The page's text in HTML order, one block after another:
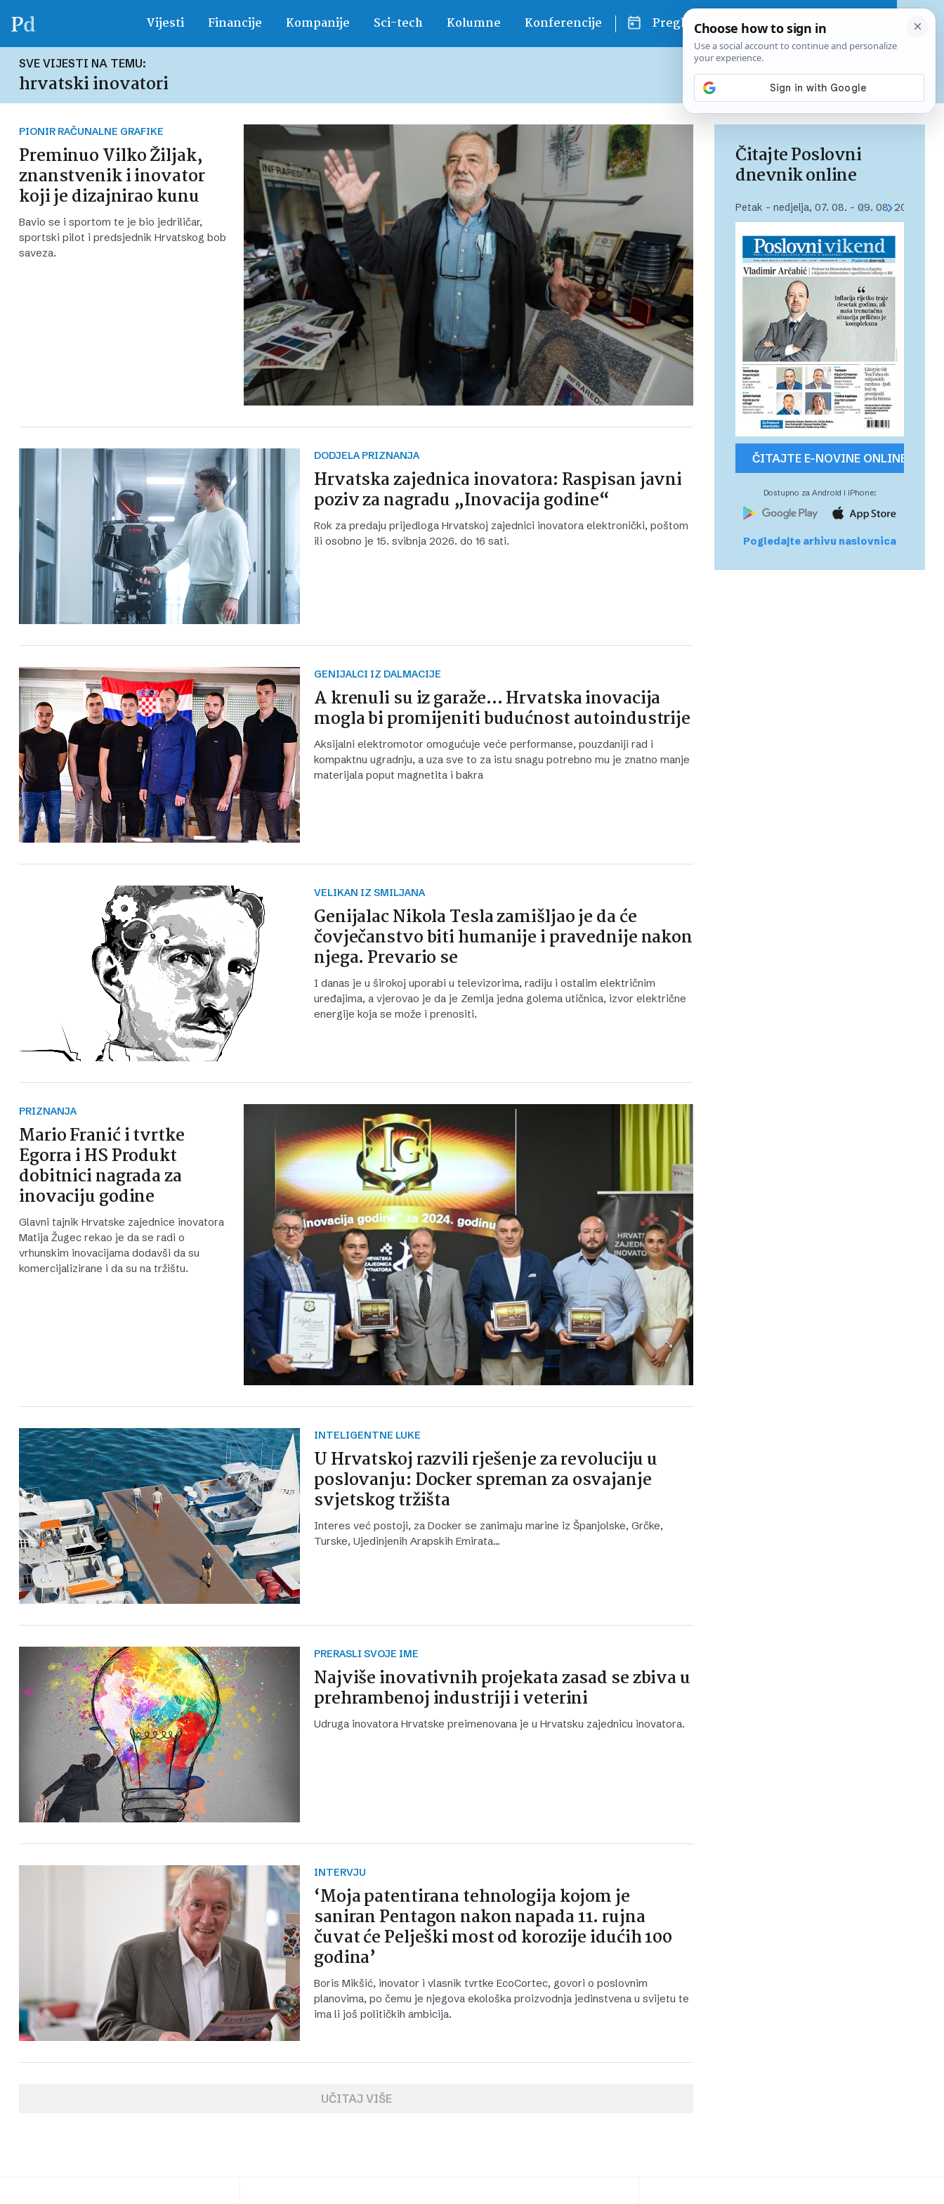
Vijesti Financije Kompanije Sci-tech Kolumne Konferencije Pregled dana
SVE VIJESTI NA TEMU:
hrvatski inovatori
Već od 10 EUR mjesečno
PIONIR RAČUNALNE GRAFIKE
Preminuo Vilko Žiljak,
znanstvenik i inovator
koji je dizajnirao kunu
Bavio se i sportom te je bio jedriličar,
sportski pilot i predsjednik Hrvatskog bob
saveza.
DODJELA PRIZNANJA
Hrvatska zajednica inovatora: Raspisan javni
poziv za nagradu „Inovacija godine“
Rok za predaju prijedloga Hrvatskoj zajednici inovatora elektronički, poštom
ili osobno je 15. svibnja 2026. do 16 sati.
GENIJALCI IZ DALMACIJE
A krenuli su iz garaže… Hrvatska inovacija
mogla bi promijeniti budućnost autoindustrije
Aksijalni elektromotor omogućuje veće performanse, pouzdaniji rad i
kompaktnu ugradnju, a uza sve to za istu snagu potrebno mu je znatno manje
materijala poput magnetita i bakra
VELIKAN IZ SMILJANA
Genijalac Nikola Tesla zamišljao je da će
čovječanstvo biti humanije i pravednije nakon
njega. Prevario se
I danas je u širokoj uporabi u televizorima, radiju i ostalim električnim
uređajima, a vjerovao je da je Zemlja jedna golema utičnica, izvor električne
energije koja se može i prenositi.
PRIZNANJA
Mario Franić i tvrtke
Egorra i HS Produkt
dobitnici nagrada za
inovaciju godine
Glavni tajnik Hrvatske zajednice inovatora
Matija Žugec rekao je da se radi o
vrhunskim inovacijama dodavši da su
komercijalizirane i da su na tržištu.
INTELIGENTNE LUKE
U Hrvatskoj razvili rješenje za revoluciju u
poslovanju: Docker spreman za osvajanje
svjetskog tržišta
Interes već postoji, za Docker se zanimaju marine iz Španjolske, Grčke,
Turske, Ujedinjenih Arapskih Emirata...
PRERASLI SVOJE IME
Najviše inovativnih projekata zasad se zbiva u
prehrambenoj industriji i veterini
Udruga inovatora Hrvatske preimenovana je u Hrvatsku zajednicu inovatora.
INTERVJU
‘Moja patentirana tehnologija kojom je
saniran Pentagon nakon napada 11. rujna
čuvat će Pelješki most od korozije idućih 100
godina’
Boris Mikšić, inovator i vlasnik tvrtke EcoCortec, govori o poslovnim
planovima, po čemu je njegova ekološka proizvodnja jedinstvena u svijetu te
ima li još političkih ambicija.
UČITAJ VIŠE
Čitajte Poslovni
dnevnik online
Petak – nedjelja, 07. 08. – 09. 08. 2026.
ČITAJTE E-NOVINE ONLINE
Dostupno za Android i iPhone:
Pogledajte arhivu naslovnica